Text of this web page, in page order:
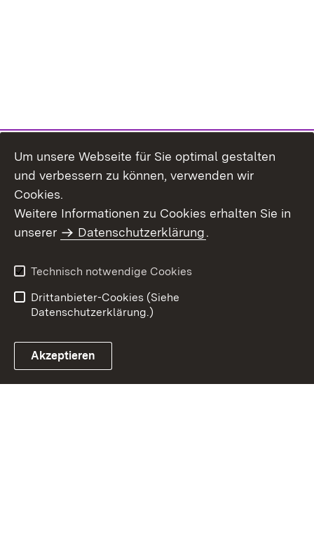
Benutzungshinweise
Erklärung zur
Um unsere Webseite für Sie optimal gestalten
und verbessern zu können, verwenden wir
Cookies.
Weitere Informationen zu Cookies erhalten Sie in
unserer
Datenschutzerklärung.
Technisch notwendige Cookies
Drittanbieter-Cookies (Siehe
Datenschutzerklärung.)
Akzeptieren